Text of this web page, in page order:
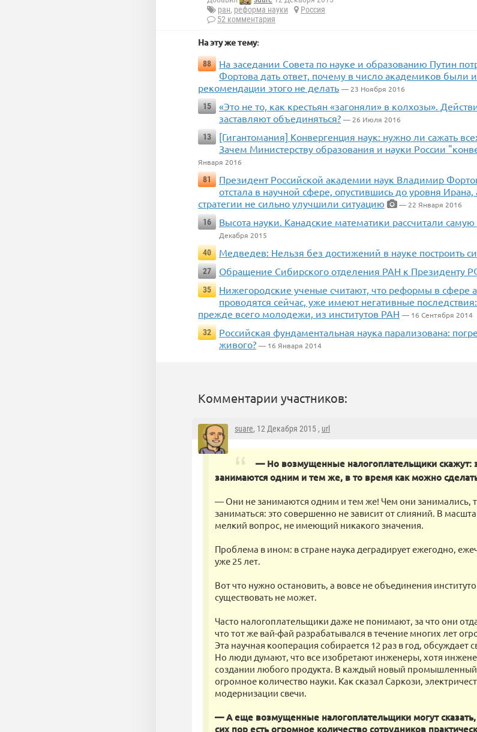
ран, реформа науки
Россия
52 комментария
На эту же тему:
88
На заседании Совета по науке и образованию Путин
Фортова дать ответ, почему в число академиков были
рекомендации этого не делать — 23 Ноября 2016
15
«Это не то, как крестьян «загоняли» в колхозы».
заставляют объединяться? — 26 Июля 2016
13
[Гигантомания] Конвергенция наук: нужно ли сажать
Зачем Министерству образования и науки России
Января 2016
81
Президент Российской академии наук Владимир
отстала в научной сфере, опустившись до уровня
стратегии не сильно улучшили ситуацию
— 22 Января 2016
16
Высота науки. Канадские математики рассчитали
Декабря 2015
40
Медведев: Нельзя без достижений в науке построить
27
Обращение Сибирского отделения РАН к Президенту
35
Нижегородские ученые считают, что реформы в сфере
проводятся сейчас, уже имеют негативные
прежде всего молодежи, из институтов РАН — 16 Сентября 2014
32
Российская фундаментальная наука парализована:
живого? — 16 Января 2014
Комментарии участников:
suare, 12 Декабря 2015 , url
— Но возмущенные налогоплательщики скажут:
занимаются одним и тем же, в то время как можно
— Они не занимаются одним и тем же! Чем они занимались,
заниматься: это совершенно не зависит от слияний. В
мелкий вопрос, не имеющий никакого значения.
Проблема в ином: в стране наука деградирует ежегодно,
уже 25 лет.
Вот что нужно остановить, а вовсе не объединения
существовать не может.
Часто налогоплательщики даже не понимают, за что они
что тот же вай-фай разрабатывался в течение многих лет
Эта научная кооперация собирается 12 раз в год, обсуждает
Но люди думают, что все изобретают инженеры, хотя
создании любого продукта. В каждый новый промышленный
огромное количество науки. Как сказал Саркози,
модернизации свечи.
— А еще возмущенные налогоплательщики могут сказать,
сих пор есть огромное количество сотрудников